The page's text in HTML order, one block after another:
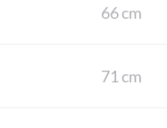
66 cm
71 cm